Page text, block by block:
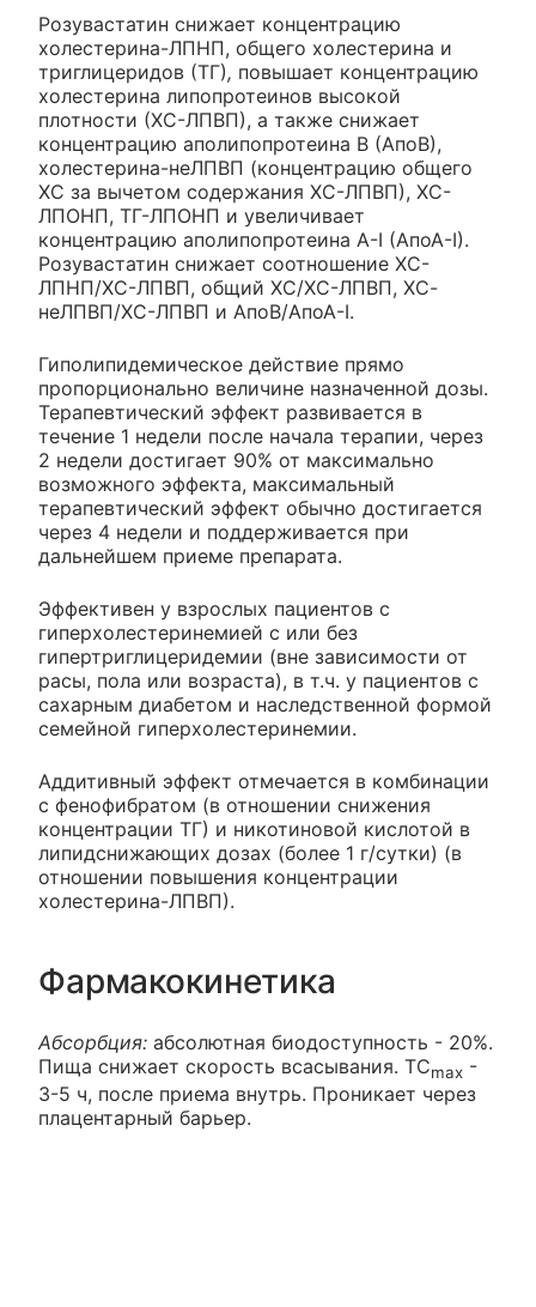
Розувастатин снижает концентрацию
холестерина-ЛПНП, общего холестерина и
триглицеридов (ТГ), повышает концентрацию
холестерина липопротеинов высокой
плотности (ХС-ЛПВП), а также снижает
концентрацию аполипопротеина В (АпоВ),
холестерина-неЛПВП (концентрацию общего
ХС за вычетом содержания ХС-ЛПВП), ХС-
ЛПОНП, ТГ-ЛПОНП и увеличивает
концентрацию аполипопротеина А-I (АпоА-I).
Розувастатин снижает соотношение ХС-
ЛПНП/XС-ЛПВП, общий ХС/ХС-ЛПВП, ХС-
неЛПВП/ХС-ЛПВП и АпоВ/АпоА-I.
Гиполипидемическое действие прямо
пропорционально величине назначенной дозы.
Терапевтический эффект развивается в
течение 1 недели после начала терапии, через
2 недели достигает 90% от максимально
возможного эффекта, максимальный
терапевтический эффект обычно достигается
через 4 недели и поддерживается при
дальнейшем приеме препарата.
Эффективен у взрослых пациентов с
гиперхолестеринемией с или без
гипертриглицеридемии (вне зависимости от
расы, пола или возраста), в т.ч. у пациентов с
сахарным диабетом и наследственной формой
семейной гиперхолестеринемии.
Аддитивный эффект отмечается в комбинации
с фенофибратом (в отношении снижения
концентрации ТГ) и никотиновой кислотой в
липидснижающих дозах (более 1 г/сутки) (в
отношении повышения концентрации
холестерина-ЛПВП).
Фармакокинетика
Абсорбция: абсолютная биодоступность - 20%.
Пища снижает скорость всасывания. ТСmax -
3-5 ч, после приема внутрь. Проникает через
плацентарный барьер.